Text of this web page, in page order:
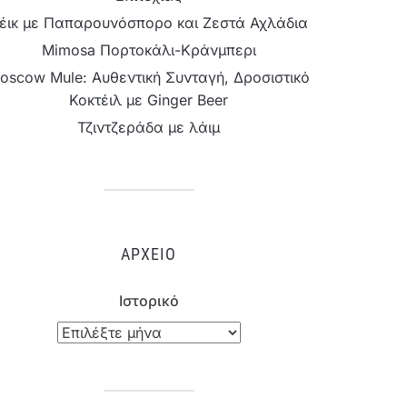
με Παπαρουνόσπορο και Ζεστά Αχλάδια
Mimosa Πορτοκάλι-Κράνμπερι
Mule: Αυθεντική Συνταγή, Δροσιστικό
Κοκτέιλ με Ginger Beer
Τζιντζεράδα με λάιμ
ΑΡΧΕΊΟ
Ιστορικό